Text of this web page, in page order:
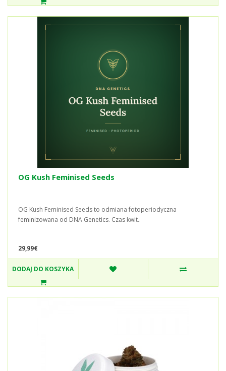
OG Kush Feminised Seeds
OG Kush Feminised Seeds to odmiana fotoperiodyczna
feminizowana od DNA Genetics. Czas kwit..
29,99€
DODAJ DO KOSZYKA